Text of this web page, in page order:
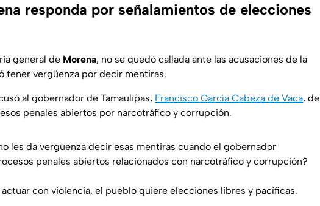
responda por señalamientos de elecciones
general de Morena, no se quedó callada ante las acusaciones de la
tener vergüenza por decir mentiras.
al gobernador de Tamaulipas, Francisco García Cabeza de Vaca, de
penales abiertos por narcotráfico y corrupción.
les da vergüenza decir esas mentiras cuando el gobernador
penales abiertos relacionados con narcotráfico y corrupción?
actuar con violencia, el pueblo quiere elecciones libres y pacíficas.